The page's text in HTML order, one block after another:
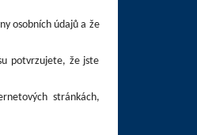
osobních údajů a že
potvrzujete, že jste
stránkách,